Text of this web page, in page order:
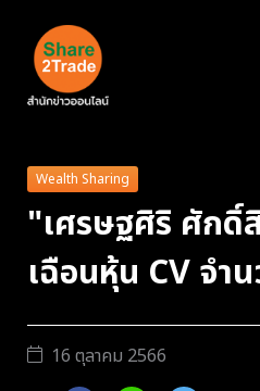
Wealth Sharing
"เศรษฐศิริ ศักดิ์
เฉือนหุ้น CV จำ
16 ตุลาคม 2566